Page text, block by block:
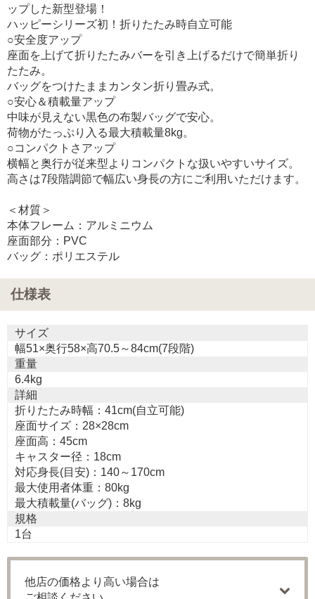
ップした新型登場！
ハッピーシリーズ初！折りたたみ時自立可能
○安全度アップ
座面を上げて折りたたみバーを引き上げるだけで簡単折り
たたみ。
バッグをつけたままカンタン折り畳み式。
○安心＆積載量アップ
中味が見えない黒色の布製バッグで安心。
荷物がたっぷり入る最大積載量8kg。
○コンパクトさアップ
横幅と奥行が従来型よりコンパクトな扱いやすいサイズ。
高さは7段階調節で幅広い身長の方にご利用いただけます。
＜材質＞
本体フレーム：アルミニウム
座面部分：PVC
バッグ：ポリエステル
仕様表
サイズ
幅51×奥行58×高70.5～84cm(7段階)
重量
6.4kg
詳細
折りたたみ時幅：41cm(自立可能)
座面サイズ：28×28cm
座面高：45cm
キャスター径：18cm
対応身長(目安)：140～170cm
最大使用者体重：80kg
最大積載量(バッグ)：8kg
規格
1台
他店の価格より高い場合は